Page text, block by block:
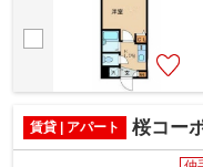
賃貸 | アパート 桜コー